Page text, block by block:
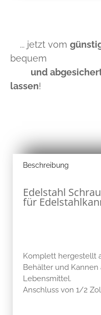
... jetzt vom
bequem
und
lassen!
Beschreibung
Edelstahl
für
Komplett hergestellt
Behälter und
Lebensmittel.
Anschluss von 1/2